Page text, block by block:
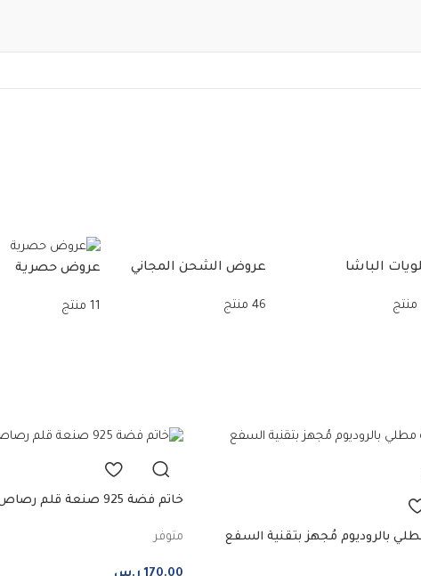
الباشا عروض الشحن المجاني
46 منتج
عروض حصرية
11 منتج
بالروديوم مُجهز بتقنية السفع
خاتم فضة 925 صنعة قلم رصاص بنقوش زخرفية
متوفر